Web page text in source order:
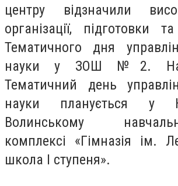
центру відзначили
організації, підготовки
Тематичного дня
науки у ЗОШ №2.
Тематичний день
науки планується у
Волинському
комплексі «Гімназія ім.
школа I ступеня».